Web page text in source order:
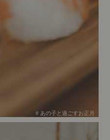
# あの子と過ごすお正月